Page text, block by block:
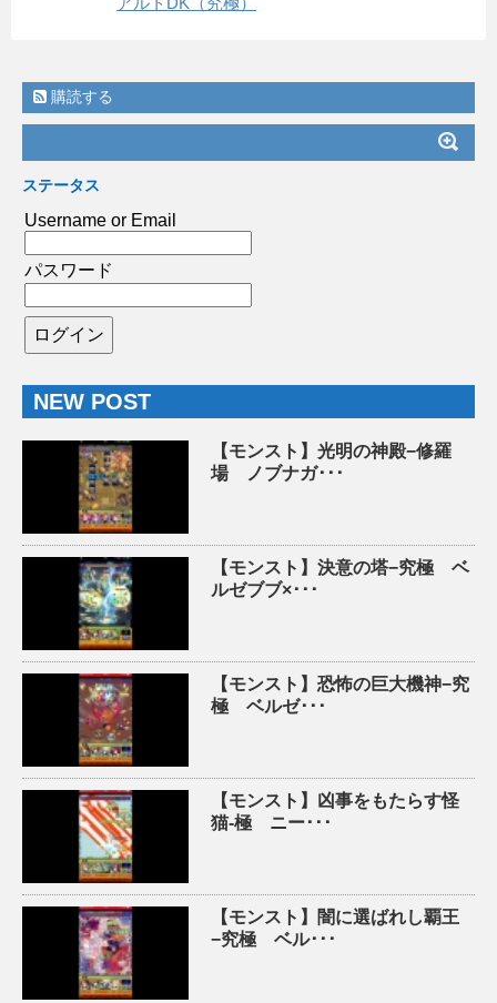
購読する
ステータス
Username or Email
パスワード
NEW POST
【モンスト】光明の神殿−修羅
場 ノブナガ･･･
【モンスト】決意の塔−究極 ベ
ルゼブブ×･･･
【モンスト】恐怖の巨大機神−究
極 ベルゼ･･･
【モンスト】凶事をもたらす怪
猫-極 ニー･･･
【モンスト】闇に選ばれし覇王
−究極 ベル･･･